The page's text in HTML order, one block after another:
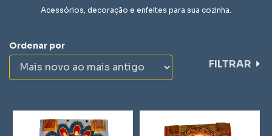
Acessórios, decoração e enfeites para sua cozinha.
Ordenar por
FILTRAR